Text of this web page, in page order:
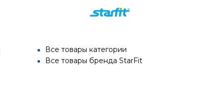
Все товары категории
Все товары бренда StarFit